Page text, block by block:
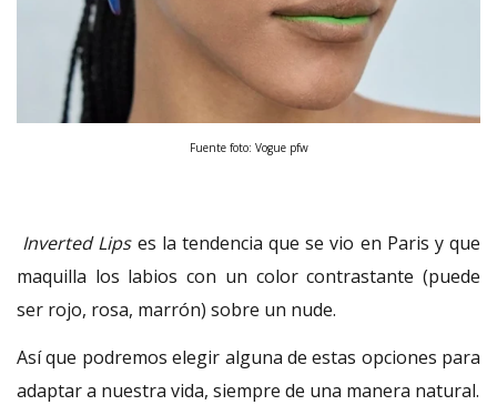
Fuente foto: Vogue pfw
Inverted Lipses la tendencia que se vio en Paris y que
maquilla los labios con un color contrastante (puede
ser rojo, rosa, marrón) sobre un nude.
Así que podremos elegir alguna de estas opciones para
adaptar a nuestra vida, siempre de una manera natural.